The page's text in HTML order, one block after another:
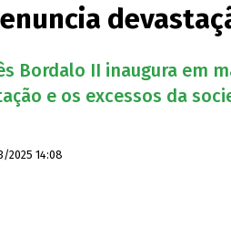
Bordalo II inaugura em
e os excessos da
2025 14:08